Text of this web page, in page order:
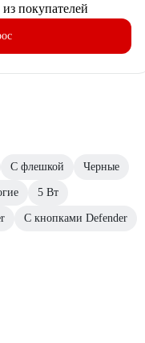
покупателей
С флешкой Черные
5 Вт
С кнопками Defender